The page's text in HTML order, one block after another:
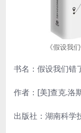
《假设我
书名：假设我们错
作者：[美]查克.洛
出版社：湖南科学